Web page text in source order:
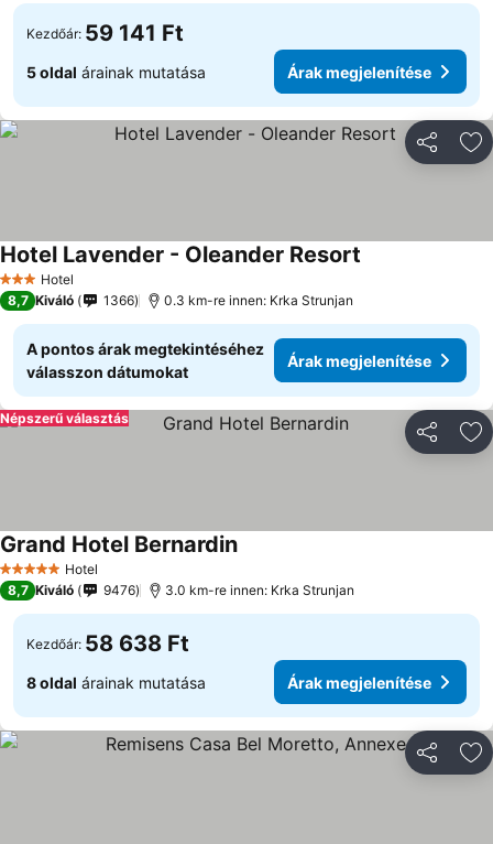
Kezdőár: 59 141 Ft
5 oldal árainak mutatása Árak megjelenítése
3 Kategória
Hotel
Hotel Lavender - Oleander Resort
8,7 Kiváló 1366 0.3 km-re innen: Krka Strunjan
A pontos árak megtekintéséhez
válasszon dátumokat
Árak megjelenítése
Népszerű választás
5 KategóriaHotel
Grand Hotel BernardinÁrak megjelenítése
8,7 Kiváló 9476 3.0 km-re innen: Krka Strunjan
Kezdőár: 58 638 Ft
8 oldal árainak mutatása Árak megjelenítése